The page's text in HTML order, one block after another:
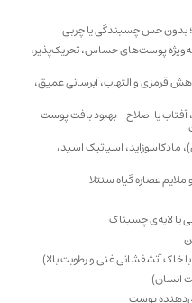
بدون حس چسبندگی یا چربی
پوست‌های حساس، تحریک‌پذیر،
قرمزی و التهاب، آبرسانی عمیق،
یا اصلاح – بهبود بافت پوست –
(100٪ خالص)، مادکاسوزاید، اسیاتیک اسید،
عصاره گیاه سنتلا
یا لایه‌ی چسبناک
خاک آتشفشانی غنی و رطوبت بالا)
پوست